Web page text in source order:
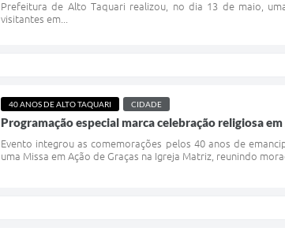
Prefeitura de Alto Taquari realizou, no dia 13 de maio,
visitantes em...
40 ANOS DE ALTO TAQUARI CIDADE
Programação especial marca celebração religiosa
Evento integrou as comemorações pelos 40 anos de
uma Missa em Ação de Graças na Igreja Matriz, reunindo